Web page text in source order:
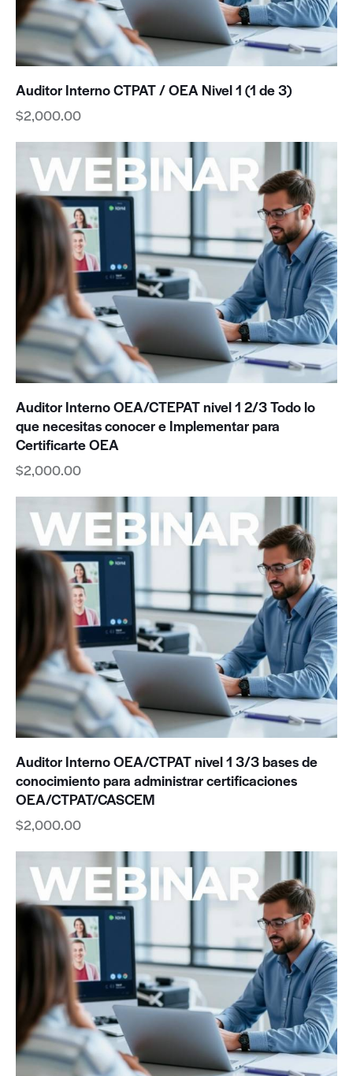
Auditor Interno CTPAT / OEA Nivel 1 (1 de 3)
$2,000.00
Auditor Interno OEA/CTEPAT nivel 1 2/3 Todo lo
que necesitas conocer e Implementar para
Certificarte OEA
$2,000.00
Auditor Interno OEA/CTPAT nivel 1 3/3 bases de
conocimiento para administrar certificaciones
OEA/CTPAT/CASCEM
$2,000.00